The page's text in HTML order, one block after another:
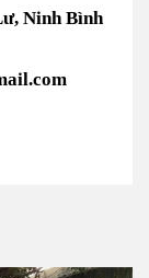
Ninh Bình